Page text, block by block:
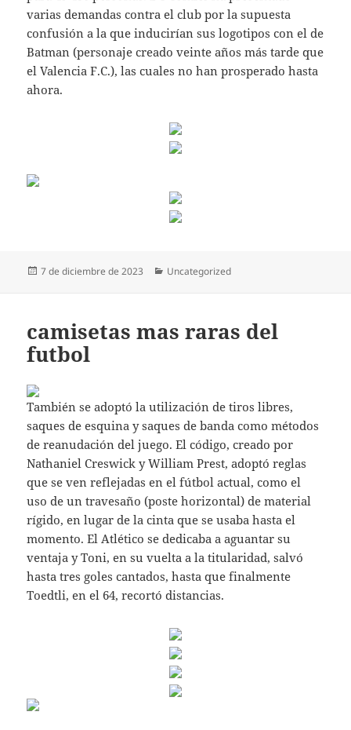
varias demandas contra el club por la supuesta
confusión a la que inducirían sus logotipos con el de
Batman (personaje creado veinte años más tarde que
el Valencia F.C.), las cuales no han prosperado hasta
ahora.
Publicado
7 de diciembre de 2023 Categorías
Uncategorized
camisetas mas raras del
futbol
También se adoptó la utilización de tiros libres,
saques de esquina y saques de banda como métodos
de reanudación del juego. El código, creado por
Nathaniel Creswick y William Prest, adoptó reglas
que se ven reflejadas en el fútbol actual, como el
uso de un travesaño (poste horizontal) de material
rígido, en lugar de la cinta que se usaba hasta el
momento. El Atlético se dedicaba a aguantar su
ventaja y Toni, en su vuelta a la titularidad, salvó
hasta tres goles cantados, hasta que finalmente
Toedtli, en el 64, recortó distancias.